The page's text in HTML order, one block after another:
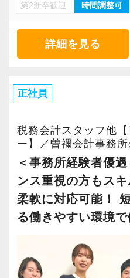
・キャリアアップ志向
・顧客対応や提案業務
・資産税など専門性を
・将来的にマネジメン
＜まずはカジュアル面
・事前に気軽な面談を
・仕事内容やキャリア
・ざっくばらんに質問
・納得後に選考へ進め
・入社時期は柔軟に対
・半年～1年の調整も可
まずはカジュアル面談
「応募する」からお気
・資産税や相続など専
・経験値が自然と積み
・有給取得率90％以上
・繁忙期も月30～40h
・男性の育休取得率
・テレワーク導入済み
・全席デュアルモニタ
＜幅広い経験・成長環
・9割が紹介の安定基盤
・一般企業～医療・学
第2新卒歓迎 時間調整可
詳細を見る
正社員
税務会計スタッフ他
ー】／曽禰会計事務
＜事務所経験者優
ンス重視の方もス
柔軟に対応可能！
る働きやすい環境